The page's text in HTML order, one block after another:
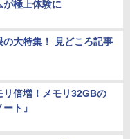
が極上体験に
の大特集！ 見どころ記事
リ倍増！メモリ32GBの
ト」